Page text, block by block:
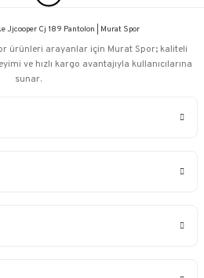
ürünleri arayanlar için Murat Spor; kaliteli
ve hızlı kargo avantajıyla kullanıcılarına
sunar.